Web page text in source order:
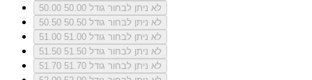
50.00
לא ניתן לבחור גודל 50.00
50.50
לא ניתן לבחור גודל 50.50
51.00
לא ניתן לבחור גודל 51.00
51.50
לא ניתן לבחור גודל 51.50
51.70
לא ניתן לבחור גודל 51.70